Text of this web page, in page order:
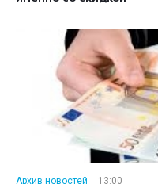
Архив новостей
13:00